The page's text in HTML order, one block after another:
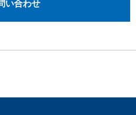
い合わせ